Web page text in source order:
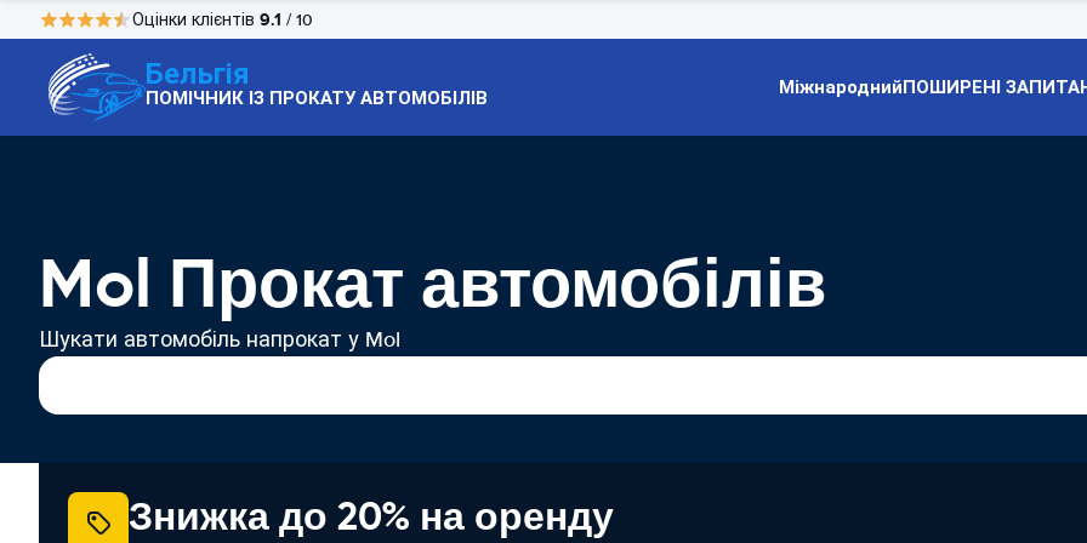
Оцінки клієнтів 9.1 / 10
Бельгія
ПОМІЧНИК ІЗ ПРОКАТУ АВТОМОБІЛІВ МіжнароднийПОШИРЕНІ
Mol Прокат автомобілів
Шукати автомобіль напрокат у Mol
Знижка до 20% на оренду